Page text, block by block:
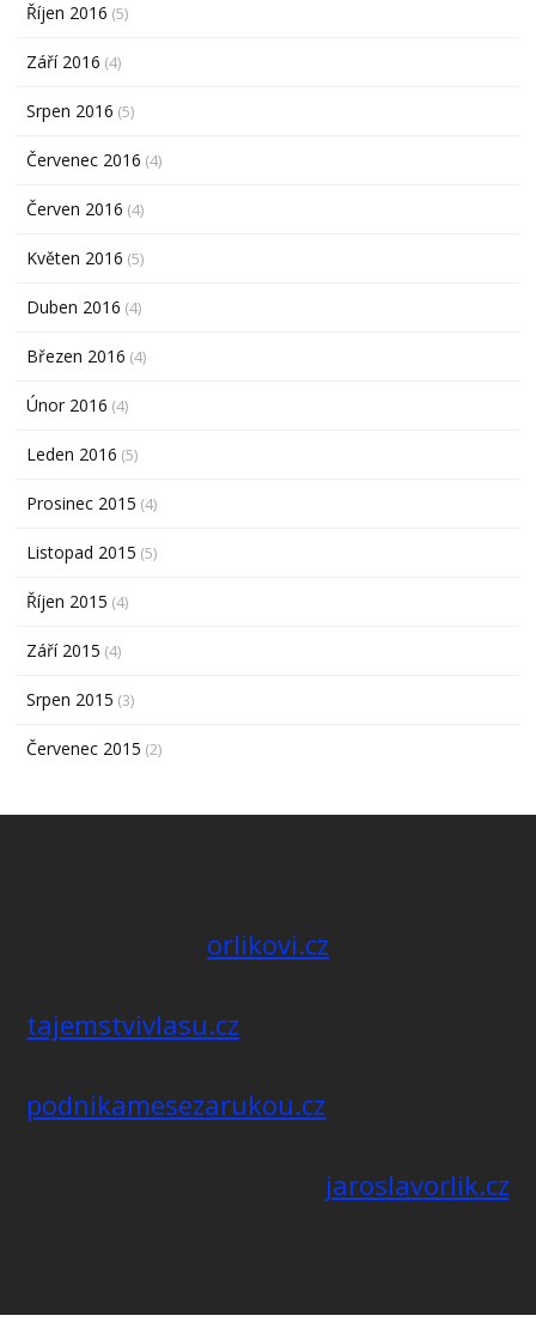
Říjen 2016 (5)
Září 2016 (4)
Srpen 2016 (5)
Červenec 2016 (4)
Červen 2016 (4)
Květen 2016 (5)
Duben 2016 (4)
Březen 2016 (4)
Únor 2016 (4)
Leden 2016 (5)
Prosinec 2015 (4)
Listopad 2015 (5)
Říjen 2015 (4)
Září 2015 (4)
Srpen 2015 (3)
Červenec 2015 (2)
orlikovi.cz
tajemstvivlasu.cz
podnikamesezarukou.cz
jaroslavorlik.cz